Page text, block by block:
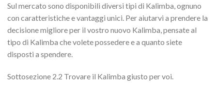
Sul mercato sono disponibili diversi tipi di Kalimba, ognuno
con caratteristiche e vantaggi unici. Per aiutarvi a prendere la
decisione migliore per il vostro nuovo Kalimba, pensate al
tipo di Kalimba che volete possedere e a quanto siete
disposti a spendere.
Sottosezione 2.2 Trovare il Kalimba giusto per voi.